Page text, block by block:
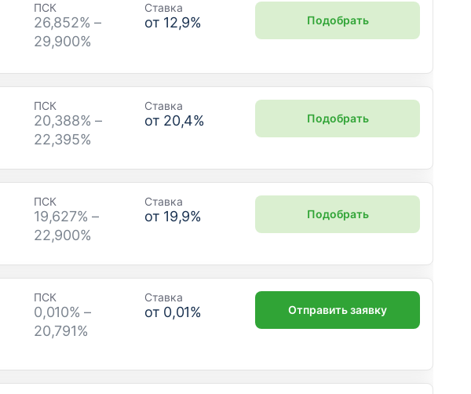
ПСК
26,852% –
29,900%
Ставка
от 12,9% Подобрать
ПСК
20,388% –
22,395%
Ставка
от 20,4% Подобрать
ПСК
19,627% –
22,900%
Ставка
от 19,9% Подобрать
ПСК
0,010% –
20,791%
Ставка
от 0,01% Отправить заявку